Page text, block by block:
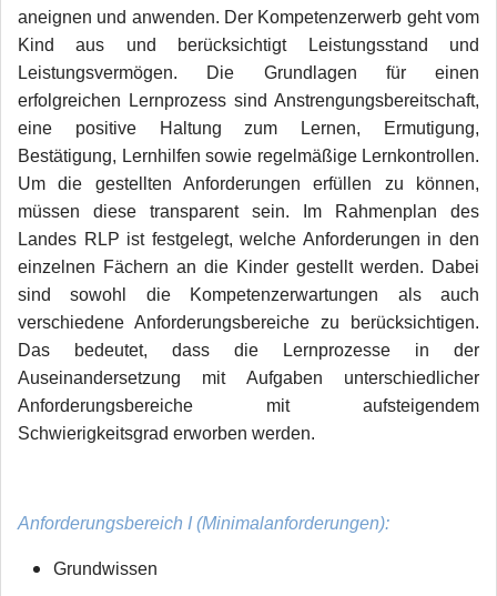
aneignen und anwenden. Der Kompetenzerwerb geht vom
Kind aus und berücksichtigt Leistungsstand und
Leistungsvermögen. Die Grundlagen für einen
erfolgreichen Lernprozess sind Anstrengungsbereitschaft,
eine positive Haltung zum Lernen, Ermutigung,
Bestätigung, Lernhilfen sowie regelmäßige Lernkontrollen.
Um die gestellten Anforderungen erfüllen zu können,
müssen diese transparent sein. Im Rahmenplan des
Landes RLP ist festgelegt, welche Anforderungen in den
einzelnen Fächern an die Kinder gestellt werden. Dabei
sind sowohl die Kompetenzerwartungen als auch
verschiedene Anforderungsbereiche zu berücksichtigen.
Das bedeutet, dass die Lernprozesse in der
Auseinandersetzung mit Aufgaben unterschiedlicher
Anforderungsbereiche mit aufsteigendem
Schwierigkeitsgrad erworben werden.
Anforderungsbereich I (Minimalanforderungen):
Grundwissen